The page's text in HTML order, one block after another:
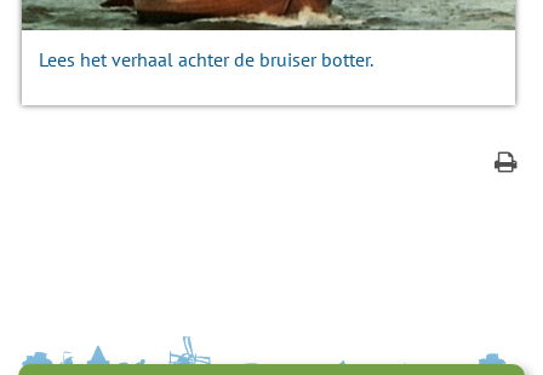
Lees het verhaal achter de bruiser botter.